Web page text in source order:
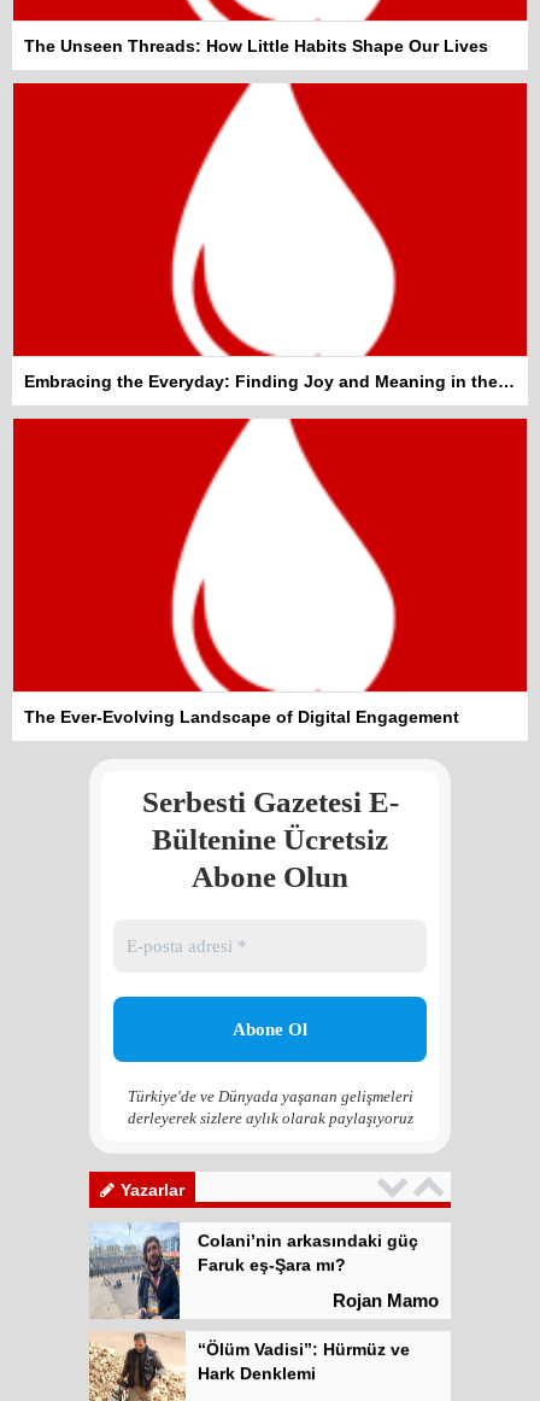
The Unseen Threads: How Little Habits Shape Our Lives
Embracing the Everyday: Finding Joy and Meaning in the Mundane
The Ever-Evolving Landscape of Digital Engagement
Serbesti Gazetesi E-
Bültenine Ücretsiz
Abone Olun
Türkiye'de ve Dünyada yaşanan gelişmeleri
derleyerek sizlere aylık olarak paylaşıyoruz
Yazarlar
Kadına şiddet “Devlet” eliyle
meşrulaştırılıyor
Atilla Yüceak
Colani’nin arkasındaki güç
Faruk eş-Şara mı?
Hark Denklemi
Çözüm Süreci’nin yeniden
Kadına şiddet “Devlet” eliyle
meşrulaştırılıyor
Atilla Yüceak
Colani’nin arkasındaki güç
Faruk eş-Şara mı?
Rojan Mamo
“Ölüm Vadisi”: Hürmüz ve
Hark Denklemi